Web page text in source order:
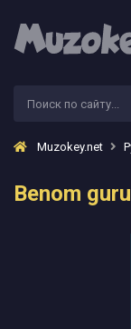
Muzokey.net
Benom